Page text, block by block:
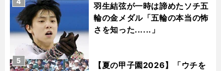
羽生結弦が一時は諦めたソチ五
輪の金メダル「五輪の本当の怖
さを知った......」
【夏の甲子園2026】「ウチを
5